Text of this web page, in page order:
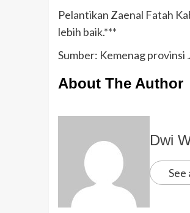
Pelantikan Zaenal Fatah
lebih baik.***
Sumber: Kemenag provinsi
About The Author
Dwi
See